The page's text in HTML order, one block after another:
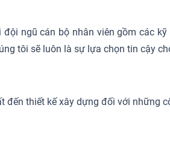
ngũ cán bộ nhân viên gồm các
tôi sẽ luôn là sự lựa chọn tin cậy
thiết kế xây dựng đối với những